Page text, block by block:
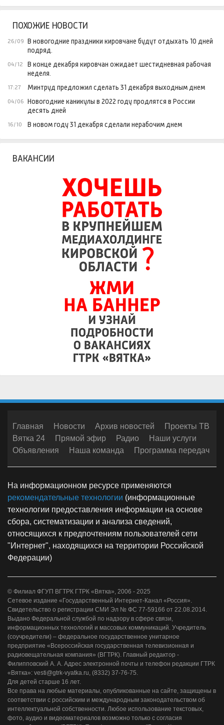
ПОХОЖИЕ НОВОСТИ
26/09 В новогодние праздники кировчане будут отдыхать 10 дней
подряд.
04/12
В конце декабря кировчан ожидает шестидневная рабочая
неделя.
17:27 Минтруд предложил сделать 31 декабря выходным днем
04/06 Новогодние каникулы в 2022 году продлятся в России
десять дней
16/10 В новом году 31 декабря сделали нерабочим днем
ВАКАНСИИ
Главная Новости Архив новостей
Проекты ТВ
Вятка 24
Прямой эфир Радио
Наши услуги
Объявления
Наша команда Программа передач
На информационном ресурсе применяются
рекомендательные технологии (информационные
технологии предоставления информации на основе
сбора, систематизации и анализа сведений,
относящихся к предпочтениям пользователей сети
"Интернет", находящихся на территории Российской
Федерации)
© Филиал ФГУП ВГТРК ГТРК «Вятка», 2006 - 2025
Сетевое издание «Государственный Интернет-Канал «Россия».
Свидетельство о регистрации СМИ Эл № ФС 77-59166 от 22.08.2014.
Выдано Федеральной службой по надзору в сфере связи,
информационных технологий и массовых коммуникаций. Учредитель
(соучредители) – федеральное государственное унитарное
предприятие «Всероссийская государственная телевизионная и
радиовещательная компания» (ВГТРК). Главный редактор -
Филипповский А. А. Адрес электронной почты и телефон редакции ГТРК
«Вятка»: vesti@gtrk-vyatka.ru, (8332) 37-76-75.
Для детей старше 16 лет.
Все права на любые материалы, опубликованные на сайте, защищены в
соответствии с российским и международным законодательством об
интеллектуальной собственности. Любое использование текстовых,
фото, аудио и видеоматериалов возможно только с согласия